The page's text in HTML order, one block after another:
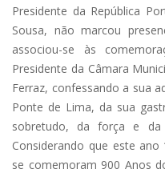
Presidente da República
Sousa, não marcou
associou-se às
Presidente da Câmara
Ferraz, confessando a sua
Ponte de Lima, da sua
sobretudo, da força e da
Considerando que este
se comemoram 900 Anos